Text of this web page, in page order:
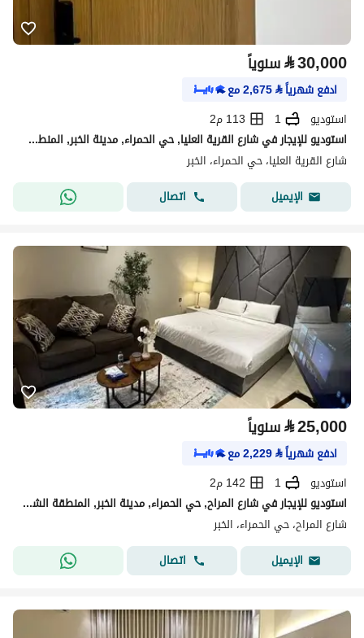
⃁30,000 سنوياً
ادفع شهرياً⃁
2,675مع
استوديو
1
113 م2
استوديو للإيجار في شارع القرية العليا, حي الحمراء, مدينة الخبر, المنطقة الشرقية
شارع القرية العليا، حي الحمراء، الخبر
الإيميل
اتصال
⃁25,000 سنوياً
ادفع شهرياً⃁
2,229مع
استوديو
1
142 م2
استوديو للإيجار في شارع المراح, حي الحمراء, مدينة الخبر, المنطقة الشرقية
شارع المراح، حي الحمراء، الخبر
الإيميل
اتصال